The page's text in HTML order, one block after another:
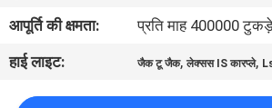
संपर्क
करें
आपूर्ति की क्षमता:
प्रति माह 400000
हाई लाइट:
जैक टू जैक,लेक्सस IS कारप्ले,